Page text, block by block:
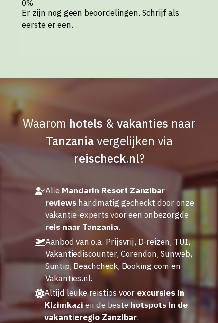
Er zijn nog geen beoordelingen. Schrijf als
eerste er een.
Waarom hotels & vakanties naar
Tanzaniavergelijken via
reischeck.nl?
Alle Mandarin Resort Zanzibar
reviewshandmatig gecheckt door onze
vakantie-experts voor een onbezorgde
reis naar Tanzania.
Aanbod van o.a. Prijsvrij, D-reizen, TUI,
Vakantiediscounter, Corendon, Sunweb,
Suntip, Beachcheck, Booking.com en
Vakanties.nl.
Altijd leuke reistips voor excursies in
Kizimkazien de bestehotspots in de
vakantieregio Zanzibar.